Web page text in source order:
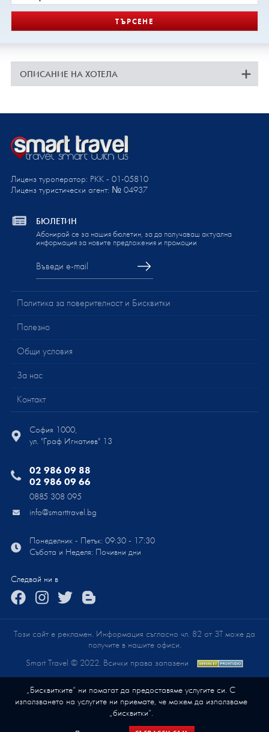
ТЪРСЕНЕ
ОПИСАНИЕ НА ХОТЕЛА
Лиценз туроператор: PKK - 01-05810
Лиценз туристически агент: № 04937
БЮЛЕТИН
Абонирай се за нашия бюлетин, за да получаваш актуална
информация за новите предложения и промоции
Политика за поверителност и Бисквитки
Полезно
Общи условия
За нас
Контакт
София 1000,
ул. "Граф Игнатиев" 13
02 986 09 88
02 986 09 66
0885 308 095
info@smarttravel.bg
Понеделник - Петък: 09:30 - 17:30
Събота и Неделя: Почивни дни
Следвай ни в
Този сайт е рекламен. Информация съгласно чл. 82 от ЗТ може да
получите в нашите офиси.
Smart Travel © 2022. Всички права запазени
„Бисквитките“ ни помагат да предоставяме услугите си. С
използването на услугите ни приемате, че можем да използваме
„бисквитки“.